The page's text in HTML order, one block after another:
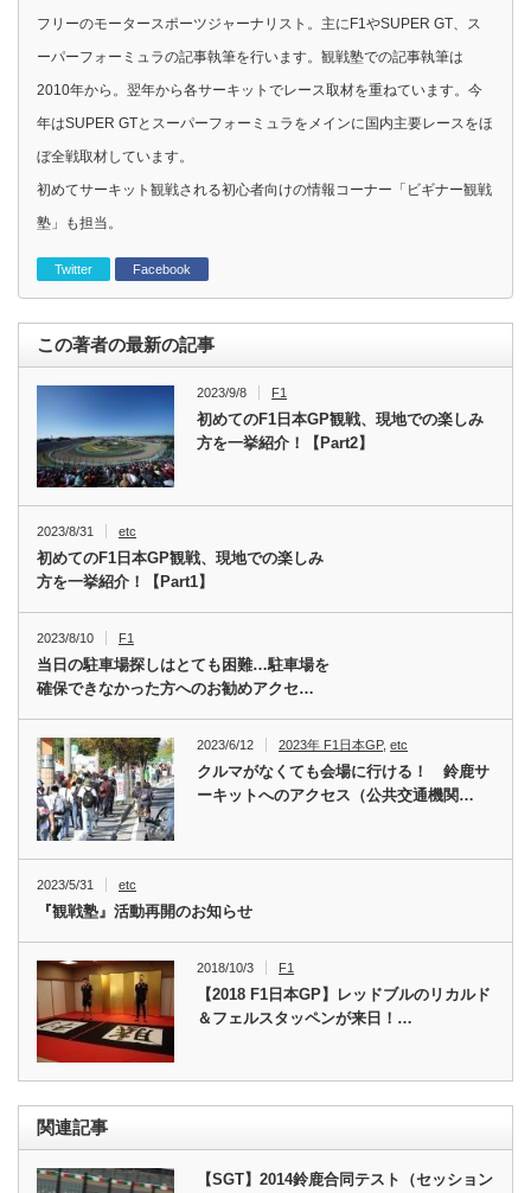
フリーのモータースポーツジャーナリスト。主にF1やSUPER GT、ス
ーパーフォーミュラの記事執筆を行います。観戦塾での記事執筆は
2010年から。翌年から各サーキットでレース取材を重ねています。今
年はSUPER GTとスーパーフォーミュラをメインに国内主要レースをほ
ぼ全戦取材しています。
初めてサーキット観戦される初心者向けの情報コーナー「ビギナー観戦
塾」も担当。
Twitter Facebook
この著者の最新の記事
2023/9/8 F1
初めてのF1日本GP観戦、現地での楽しみ
方を一挙紹介！【Part2】
2023/8/31 etc
初めてのF1日本GP観戦、現地での楽しみ
方を一挙紹介！【Part1】
2023/8/10 F1
当日の駐車場探しはとても困難…駐車場を
確保できなかった方へのお勧めアクセ…
2023/6/12 2023年 F1日本GP,etc
クルマがなくても会場に行ける！ 鈴鹿サ
ーキットへのアクセス（公共交通機関…
2023/5/31 etc
『観戦塾』活動再開のお知らせ
2018/10/3 F1
【2018 F1日本GP】レッドブルのリカルド
＆フェルスタッペンが来日！…
関連記事
【SGT】2014鈴鹿合同テスト（セッション